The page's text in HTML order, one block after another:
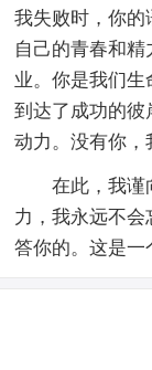
我失败时，你
自己的青春和
业。你是我们
到达了成功的彼
动力。没有你，
在此，我谨
力，我永远不
答你的。这是一